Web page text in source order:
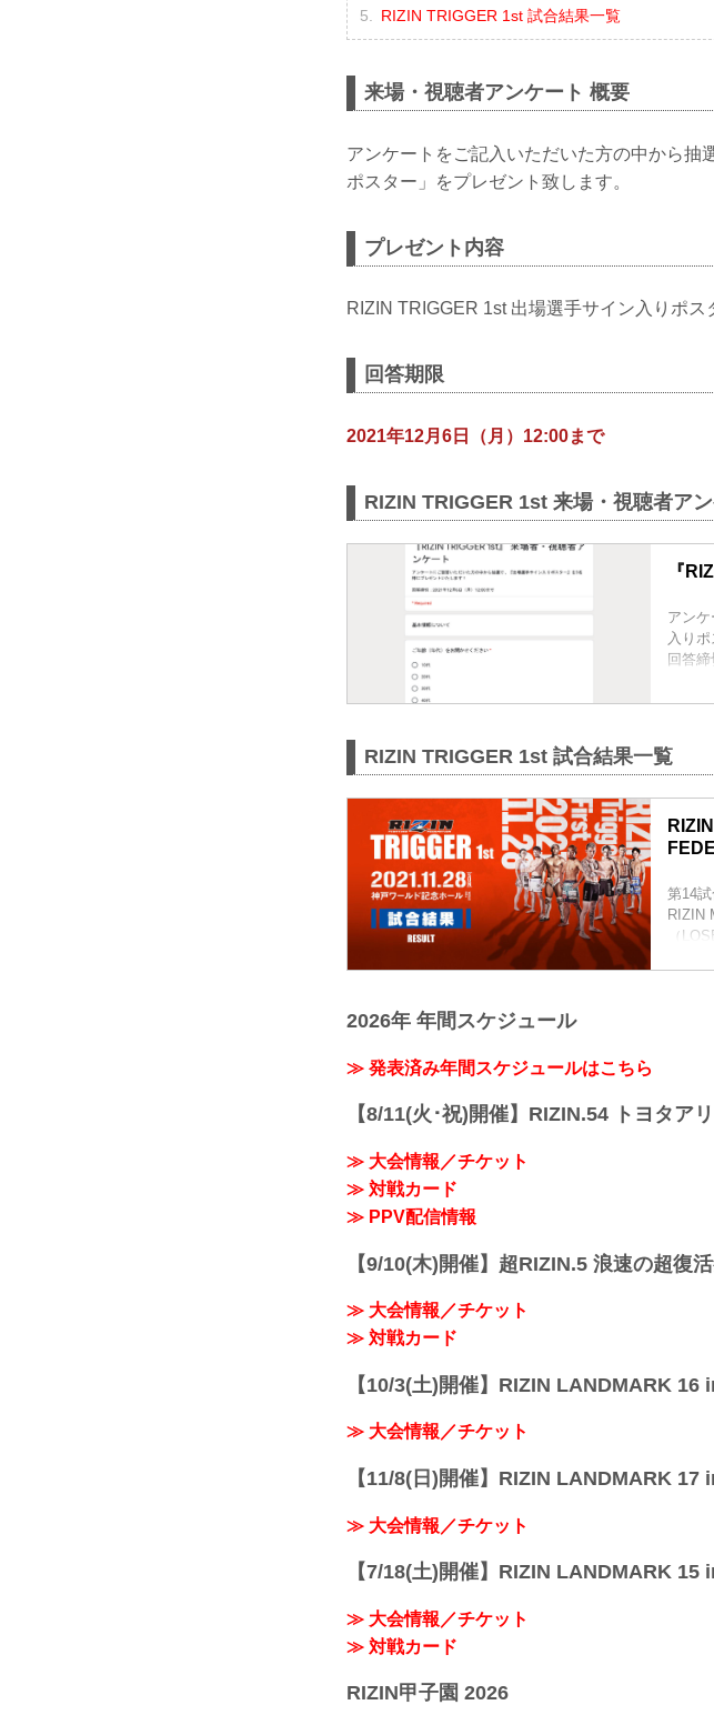
RIZIN TRIGGER 1st 試合結果一覧
来場・視聴者アンケート 概要
アンケートをご記入いただいた方の中から抽
ポスター」をプレゼント致します。
プレゼント内容
RIZIN TRIGGER 1st 出場選手サイン入りポ
回答期限
2021年12月6日（月）12:00まで
RIZIN TRIGGER 1st 来場・視聴者ア
『
アン
入り
回答
RIZIN TRIGGER 1st 試合結果一覧
第14
RIZIN
（
2R 1
第12
2026年 年間スケジュール
≫ 発表済み年間スケジュールはこちら
【8/11(火･祝)開催】RIZIN.54 トヨタア
≫ 大会情報／チケット
≫ 対戦カード
≫ PPV配信情報
【9/10(木)開催】超RIZIN.5 浪速の超復
≫ 大会情報／チケット
≫ 対戦カード
【10/3(土)開催】RIZIN LANDMARK 16
≫ 大会情報／チケット
【11/8(日)開催】RIZIN LANDMARK 17
≫ 大会情報／チケット
【7/18(土)開催】RIZIN LANDMARK 15
≫ 大会情報／チケット
≫ 対戦カード
RIZIN甲子園 2026